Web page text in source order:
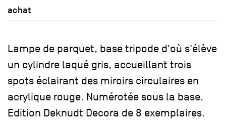
achat
Lampe de parquet, base tripode d'où s'élève
un cylindre laqué gris, accueillant trois
spots éclairant des miroirs circulaires en
acrylique rouge. Numérotée sous la base.
Edition Deknudt Decora de 8 exemplaires.